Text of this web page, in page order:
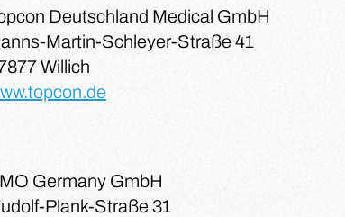
Deutschland Medical GmbH
Martin-Schleyer-Straße 41
Willich
Germany GmbH
Plank-Straße 31